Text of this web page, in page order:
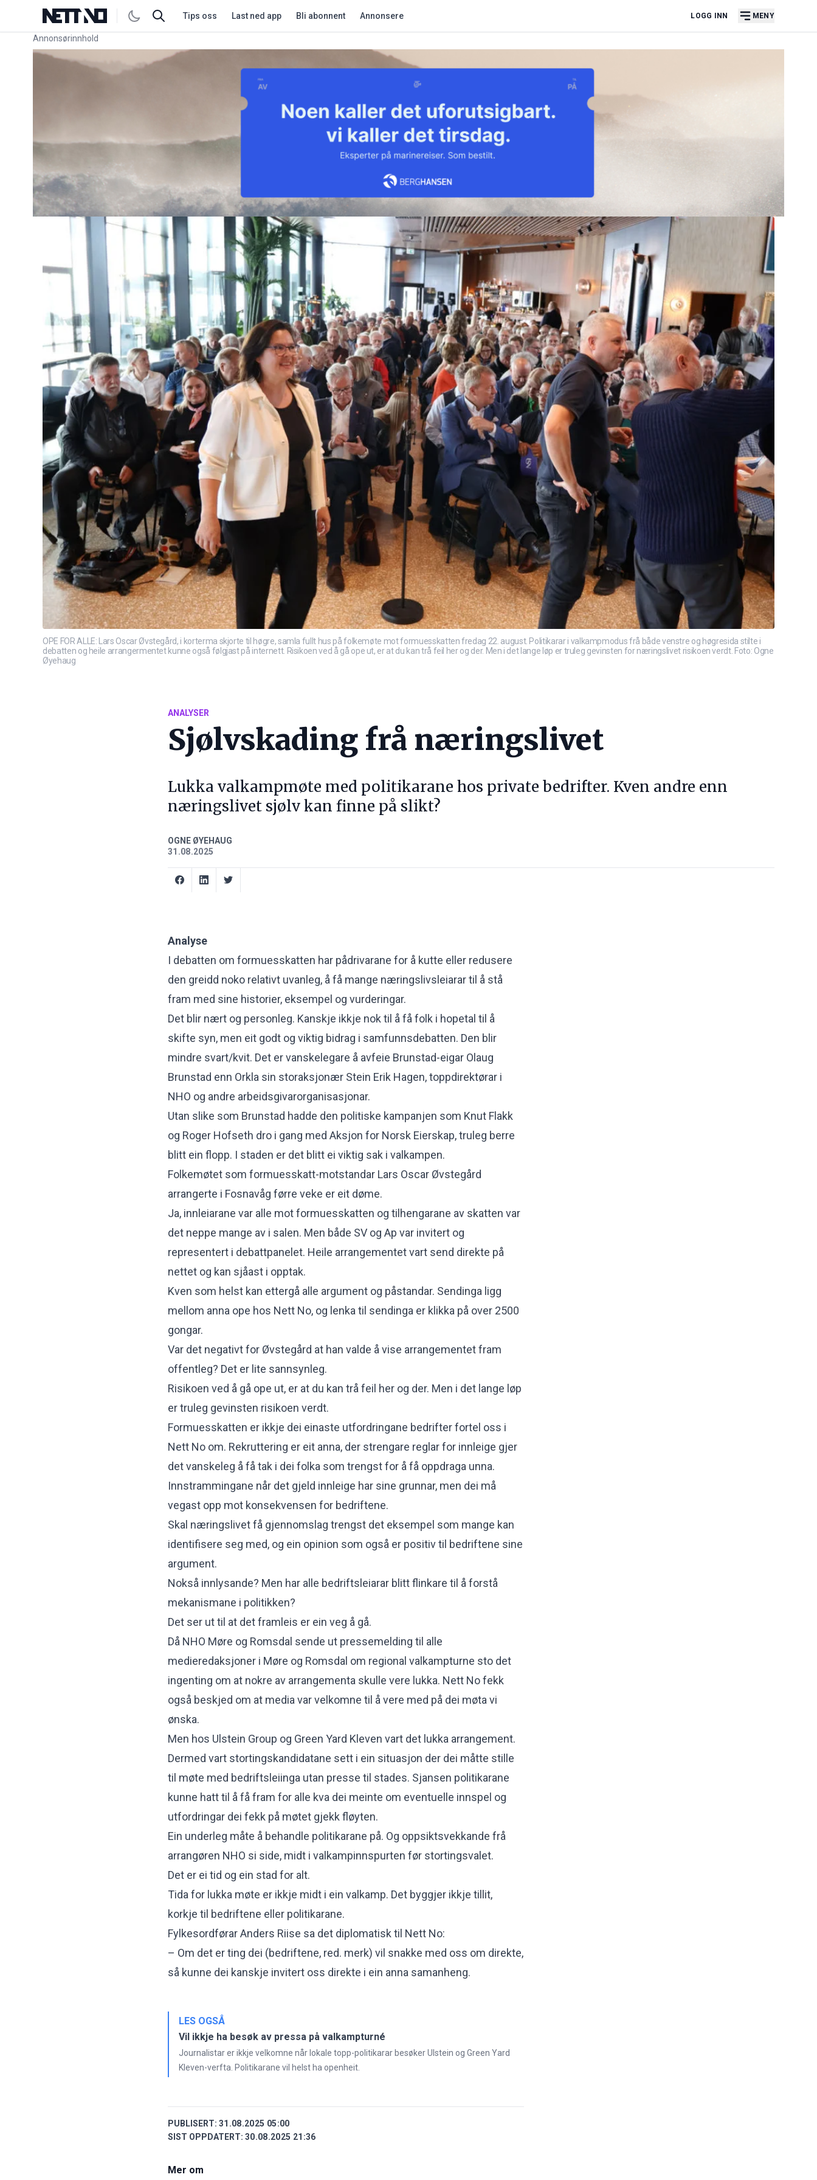
Tips oss Last ned app Bli abonnent Annonsere LOGG INN MENY
Annonsørinnhold
Link for annonse
OPE FOR ALLE: Lars Oscar Øvstegård, i korterma skjorte til høgre, samla fullt hus på folkemøte mot formuesskatten fredag 22. august. Politikarar i valkampmodus frå både venstre og høgresida stilte i
debatten og heile arrangermentet kunne også følgjast på internett. Risikoen ved å gå ope ut, er at du kan trå feil her og der. Men i det lange løp er truleg gevinsten for næringslivet risikoen verdt. Foto: Ogne
Øyehaug
ANALYSER
Sjølvskading frå næringslivet
Lukka valkampmøte med politikarane hos private bedrifter. Kven andre enn
næringslivet sjølv kan finne på slikt?
OGNE ØYEHAUG
31.08.2025
Analyse
I debatten om formuesskatten har pådrivarane for å kutte eller redusere
den greidd noko relativt uvanleg, å få mange næringslivsleiarar til å stå
fram med sine historier, eksempel og vurderingar.
Det blir nært og personleg. Kanskje ikkje nok til å få folk i hopetal til å
skifte syn, men eit godt og viktig bidrag i samfunnsdebatten. Den blir
mindre svart/kvit. Det er vanskelegare å avfeie Brunstad-eigar Olaug
Brunstad enn Orkla sin storaksjonær Stein Erik Hagen, toppdirektørar i
NHO og andre arbeidsgivarorganisasjonar.
Utan slike som Brunstad hadde den politiske kampanjen som Knut Flakk
og Roger Hofseth dro i gang med Aksjon for Norsk Eierskap, truleg berre
blitt ein flopp. I staden er det blitt ei viktig sak i valkampen.
Folkemøtet som formuesskatt-motstandar Lars Oscar Øvstegård
arrangerte i Fosnavåg førre veke er eit døme.
Ja, innleiarane var alle mot formuesskatten og tilhengarane av skatten var
det neppe mange av i salen. Men både SV og Ap var invitert og
representert i debattpanelet. Heile arrangementet vart send direkte på
nettet og kan sjåast i opptak.
Kven som helst kan ettergå alle argument og påstandar. Sendinga ligg
mellom anna ope hos Nett No, og lenka til sendinga er klikka på over 2500
gongar.
Var det negativt for Øvstegård at han valde å vise arrangementet fram
offentleg? Det er lite sannsynleg.
Risikoen ved å gå ope ut, er at du kan trå feil her og der. Men i det lange løp
er truleg gevinsten risikoen verdt.
Formuesskatten er ikkje dei einaste utfordringane bedrifter fortel oss i
Nett No om. Rekruttering er eit anna, der strengare reglar for innleige gjer
det vanskeleg å få tak i dei folka som trengst for å få oppdraga unna.
Innstrammingane når det gjeld innleige har sine grunnar, men dei må
vegast opp mot konsekvensen for bedriftene.
Skal næringslivet få gjennomslag trengst det eksempel som mange kan
identifisere seg med, og ein opinion som også er positiv til bedriftene sine
argument.
Nokså innlysande? Men har alle bedriftsleiarar blitt flinkare til å forstå
mekanismane i politikken?
Det ser ut til at det framleis er ein veg å gå.
Då NHO Møre og Romsdal sende ut pressemelding til alle
medieredaksjoner i Møre og Romsdal om regional valkampturne sto det
ingenting om at nokre av arrangementa skulle vere lukka. Nett No fekk
også beskjed om at media var velkomne til å vere med på dei møta vi
ønska.
Men hos Ulstein Group og Green Yard Kleven vart det lukka arrangement.
Dermed vart stortingskandidatane sett i ein situasjon der dei måtte stille
til møte med bedriftsleiinga utan presse til stades. Sjansen politikarane
kunne hatt til å få fram for alle kva dei meinte om eventuelle innspel og
utfordringar dei fekk på møtet gjekk fløyten.
Ein underleg måte å behandle politikarane på. Og oppsiktsvekkande frå
arrangøren NHO si side, midt i valkampinnspurten før stortingsvalet.
Det er ei tid og ein stad for alt.
Tida for lukka møte er ikkje midt i ein valkamp. Det byggjer ikkje tillit,
korkje til bedriftene eller politikarane.
Fylkesordførar Anders Riise sa det diplomatisk til Nett No:
– Om det er ting dei (bedriftene, red. merk) vil snakke med oss om direkte,
så kunne dei kanskje invitert oss direkte i ein anna samanheng.
LES OGSÅ
Vil ikkje ha besøk av pressa på valkampturné
Journalistar er ikkje velkomne når lokale topp-politikarar besøker Ulstein og Green Yard
Kleven-verfta. Politikarane vil helst ha openheit.
PUBLISERT: 31.08.2025 05:00
SIST OPPDATERT: 30.08.2025 21:36
Mer om